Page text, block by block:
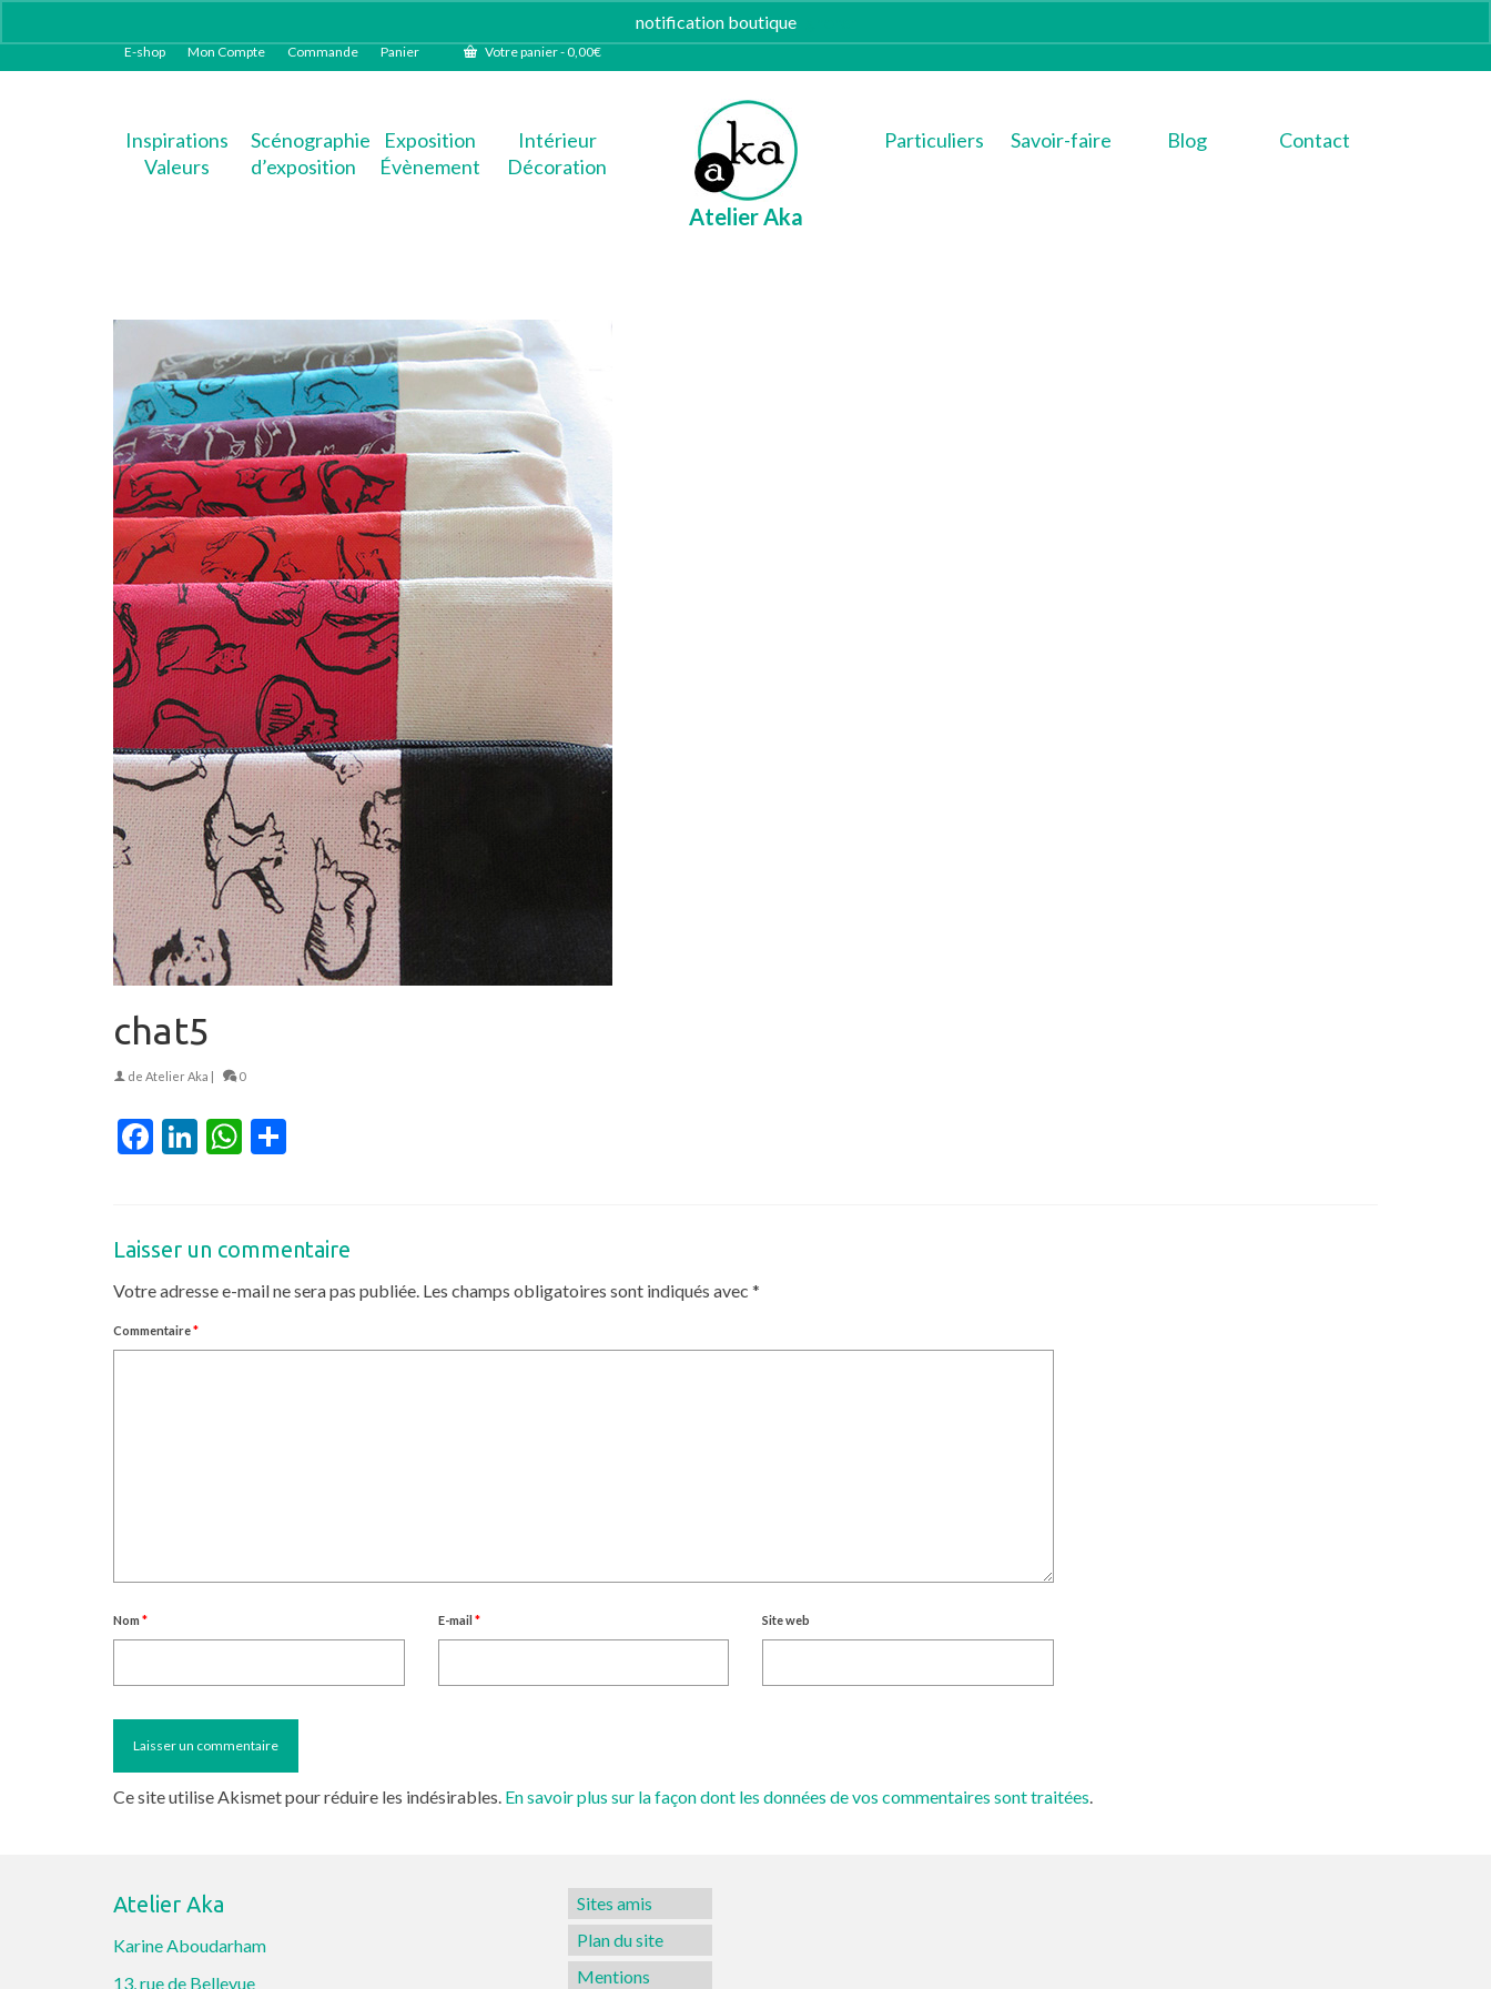
notification boutique
E-shop Mon Compte Commande Panier Votre panier-0,00€
Inspirations
Valeurs
Scénographie
d’exposition
Exposition
Évènement
Intérieur
Décoration
Atelier Aka
Particuliers Savoir-faire Blog Contact
chat5
de Atelier Aka | 0
Facebook
LinkedIn
WhatsApp
Laisser un commentaire
Votre adresse e-mail ne sera pas publiée. Les champs obligatoires sont indiqués avec *
Commentaire*
Nom * E-mail * Site web
Ce site utilise Akismet pour réduire les indésirables. En savoir plus sur la façon dont les données de vos commentaires sont traitées.
Atelier Aka
Karine Aboudarham
13, rue de Bellevue
Sites amis
Plan du site
Mentions